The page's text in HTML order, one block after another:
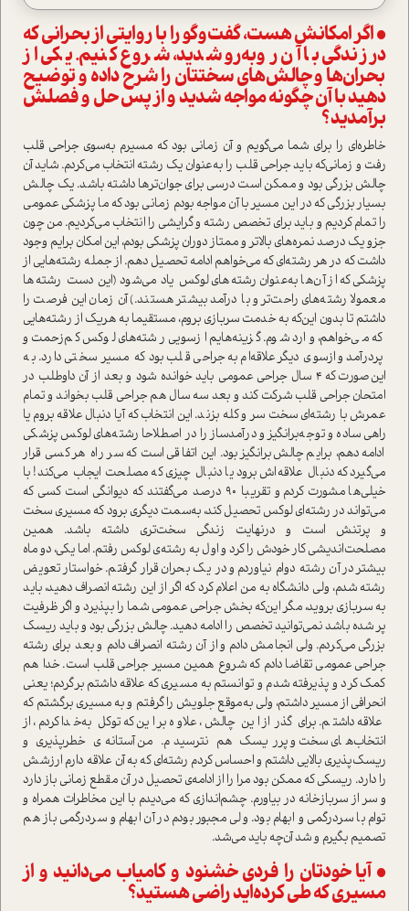
• اگر امکانش هست، گفت‌وگو را با روایتی از بحرانی که
در زندگی با آن روبه‌رو شدید، شروع کنیم. یکی از
بحران‌ها و چالش‌های سختتان را شرح داده و توضیح
دهید با آن چگونه مواجه شدید و از پس حل و فصلش
بر‌آمدید؟
خاطره‌ای را برای شما می‌گویم و آن زمانی بود که مسیرم به‌سوی جراحی قلب
رفت و زمانی‌که باید جراحی قلب را به‌عنوان یک رشته انتخاب می‌کردم. شاید آن
چالش بزرگی بود و ممکن ا‌ست درسی برای جوان‌تر‌ها داشته باشد. یک چالش
بسیار بزرگی که در این مسیر با آن مواجه بودم زمانی بود که ما پزشکی عمومی
را تمام کردیم و باید برای تخصص رشته و گرایشی را انتخاب می‌کردیم. من چون
جزو یک درصد نمره‌های بالاتر و ممتاز دوران پزشکی بودم، این امکان برایم وجود
داشت که در هر رشته‌ای که می‌خواهم ادامه تحصیل دهم. از جمله رشته‌هایی از
پزشکی که از آن‌ها به‌عنوان رشته‌های لوکس یاد می‌شود (این دست رشته‌ها
معمولا رشته‌های راحت‌تر و با در‌آمد بیشتر هستند‌.) آن زمان این فرصت را
داشتم تا بدون این‌که به خدمت سربازی بروم، مستقیما به هریک از رشته‌هایی
که می‌خواهم، وارد شوم. گزینه‌هایم از‌سویی رشته‌های لوکس کم‌زحمت و
پردر‌آمد و از‌سوی دیگر علاقه‌ام به جراحی قلب بود که مسیر سختی دارد. به
این‌صورت که ۴ سال جراحی عمومی باید خوانده شود و بعد از آن داوطلب در
امتحان جراحی قلب شرکت کند و بعد سه سال هم جراحی قلب بخواند و تمام
عمرش با رشته‌ای سخت سر و کله بزند. این انتخاب که آیا دنبال علاقه بروم یا
راهی ساده و توجه‌برانگیز و در‌آمدساز را در اصطلاحا رشته‌های لوکس پزشکی
ادامه دهم، برایم چالش‌برانگیز بود. این اتفاقی ا‌ست که سر راه هر کسی قرار
می‌گیرد که دنبال علاقه‌اش برود یا دنبال چیزی که مصلحت ایجاب می‌کند! با
خیلی‌ها مشورت کردم و تقریبا ۹۰ درصد می‌گفتند که دیوانگی ا‌ست کسی که
می‌تواند در رشته‌ای لوکس تحصیل کند، به‌سمت د‌یگری برود که مسیری سخت
و پر‌تنش ا‌ست و در‌نهایت زندگی سخت‌تری داشته باشد. همین
مصلحت‌اندیشی کار خودش را کرد و اول به رشته‌ی لوکس رفتم. اما یکی، دو ماه
بیشتر در آن رشته دوام نیاوردم و در یک بحران قرار گرفتم. خوا‌ستار تعویض
رشته شدم، ولی دانشگاه به من اعلام کرد که اگر از این رشته انصراف دهید، باید
به سربازی بروید، مگر این‌که بخش جراحی عمومی شما را بپذیرد و اگر ظرفیت
پر شده باشد نمی‌توانید تخصص را ادامه دهید. چالش بزرگی بود و باید ریسک
بزرگی می‌کردم. ولی انجامش دادم و از آن رشته انصراف دادم و بعد برای رشته
جراحی عمومی تقاضا دادم که شروع همین مسیر جراحی قلب ا‌ست. خدا هم
کمک کرد و پذیرفته شدم و توانستم به مسیری که علاقه داشتم برگردم؛ یعنی
انحرافی از مسیر داشتم، ولی به‌موقع جلویش را گرفتم و به مسیری برگشتم که
علاقه داشتم. برای گذر از این چالش، علاوه بر این‌که توکل به‌خدا کردم، از
انتخاب‌های سخت و پرریسک هم نترسیدم. من آستانه‌ی خطرپذیری و
ریسک‌پذیری بالایی داشتم و احساس کردم رشته‌ای که به آن علاقه دارم ارزشش
را دارد. ریسکی که ممکن بود مرا را از ادامه‌ی تحصیل در آن مقطع زمانی باز دارد
و سر از سربازخانه در بیاورم. چشم‌اندازی که می‌دیدم با این مخاطرات همراه و
توام با سردرگمی و ابهام بود. ولی مجبور بودم در آن ابهام و سردرگمی باز هم
تصمیم بگیرم و شد آن‌چه باید می‌شد.
• آیا خودتان را فردی خشنود و کامیاب می‌دانید و از
مسیری که طی کرده‌اید راضی هستید؟